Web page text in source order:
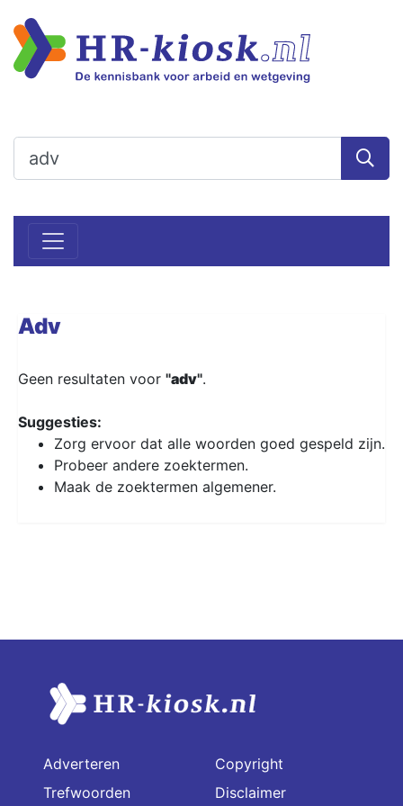
Adv
Geen resultaten voor "adv".
Suggesties:
Zorg ervoor dat alle woorden goed gespeld zijn.
Probeer andere zoektermen.
Maak de zoektermen algemener.
Adverteren
Trefwoorden
Copyright
Disclaimer